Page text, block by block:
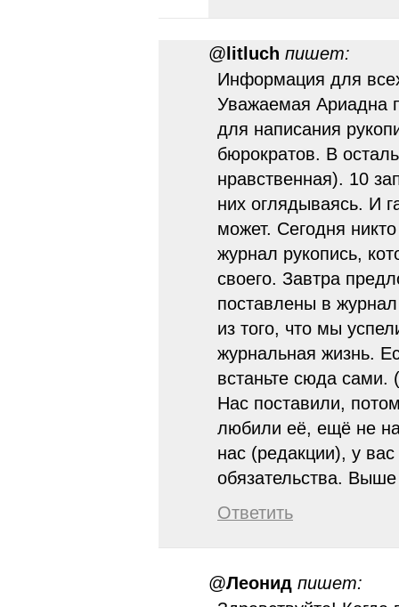
@ litluch пишет:
Информация для
Уважаемая Ариадна
для написания
бюрократов. В
нравственная). 10
них оглядываясь. И
может. Сегодня
журнал рукопись,
своего. Завтра
поставлены в
из того, что мы
журнальная жизнь.
встаньте сюда сами.
Нас поставили,
любили её, ещё не
нас (редакции), у
обязательства.
Ответить
@Леонид пишет: